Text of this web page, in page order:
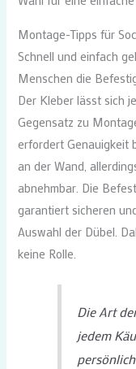
Montage-Tipps für
Schnell und einfach
Menschen die
Der Kleber lässt sich
Gegensatz zu
erfordert Genauigkeit
an der Wand,
abnehmbar. Die
garantiert sicheren
Auswahl der Dübel.
keine Rolle.
Die Art
jedem